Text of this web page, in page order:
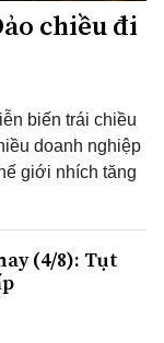
chiều đi
biến trái chiều
doanh nghiệp
giới nhích tăng
(4/8): Tụt